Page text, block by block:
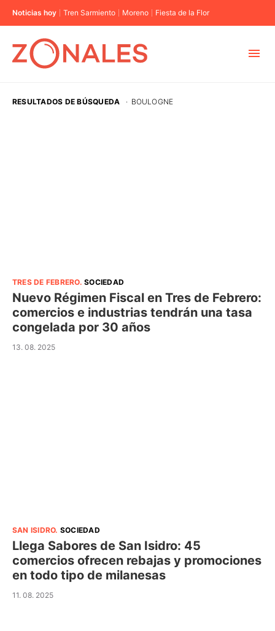
Noticias hoy Tren Sarmiento Moreno Fiesta de la Flor
RESULTADOS DE BÚSQUEDA · BOULOGNE
TRES DE FEBRERO.SOCIEDAD
Nuevo Régimen Fiscal en Tres de Febrero:
comercios e industrias tendrán una tasa
congelada por 30 años
13. 08. 2025
SAN ISIDRO. SOCIEDAD
Llega Sabores de San Isidro: 45
comercios ofrecen rebajas y promociones
en todo tipo de milanesas
11. 08. 2025